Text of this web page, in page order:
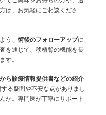
は、お気軽にご相談くださ
う、術後のフォローアップに
を通じて、移植腎の機能を長
す。
ら診療情報提供書などの紹介
る疑問や不安な点がありまし
か。専門医が丁寧にサポート